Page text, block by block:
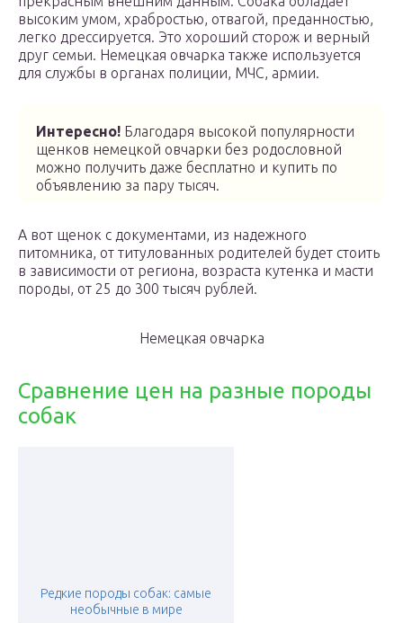
высоким умом, храбростью, отвагой, преданностью,
легко дрессируется. Это хороший сторож и верный
друг семьи. Немецкая овчарка также используется
для службы в органах полиции, МЧС, армии.
Интересно! Благодаря высокой популярности
щенков немецкой овчарки без родословной
можно получить даже бесплатно и купить по
объявлению за пару тысяч.
А вот щенок с документами, из надежного
питомника, от титулованных родителей будет стоить
в зависимости от региона, возраста кутенка и масти
породы, от 25 до 300 тысяч рублей.
Немецкая овчарка
Сравнение цен на разные породы
собак
Редкие породы собак: самые
необычные в мире